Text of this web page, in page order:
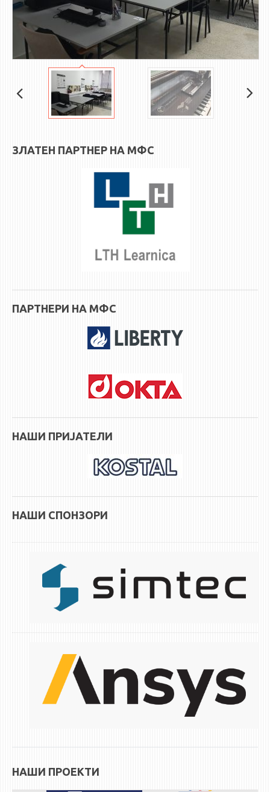
ЗЛАТЕН ПАРТНЕР НА МФС
ПАРТНЕРИ НА МФС
НАШИ ПРИЈАТЕЛИ
НАШИ СПОНЗОРИ
НАШИ ПРОЕКТИ